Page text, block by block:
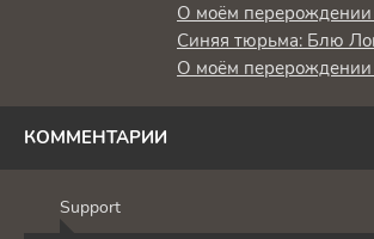
О моём перерождении
О моём перерождении
КОММЕНТАРИИ
Support